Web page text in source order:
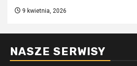
9 kwietnia, 2026
NASZE SERWISY